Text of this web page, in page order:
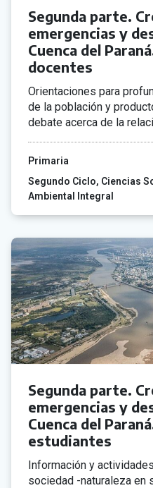
Segunda parte.
emergencias y
Cuenca del
docentes
Orientaciones para
de la población y
debate acerca de la
Primaria
Segundo Ciclo Ciencias
Ambiental Integral
Segunda parte.
emergencias y
Cuenca del
estudiantes
Información y
sociedad -naturaleza en